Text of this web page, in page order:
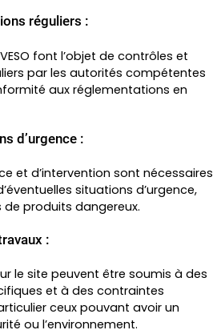
réguliers :
font l’objet de contrôles et
par les autorités compétentes
aux réglementations en
d’urgence :
et d’intervention sont nécessaires
situations d’urgence,
produits dangereux.
:
le site peuvent être soumis à des
et à des contraintes
ceux pouvant avoir un
ou l’environnement.